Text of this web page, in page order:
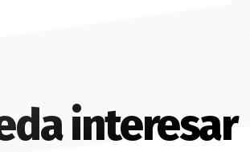
interesar